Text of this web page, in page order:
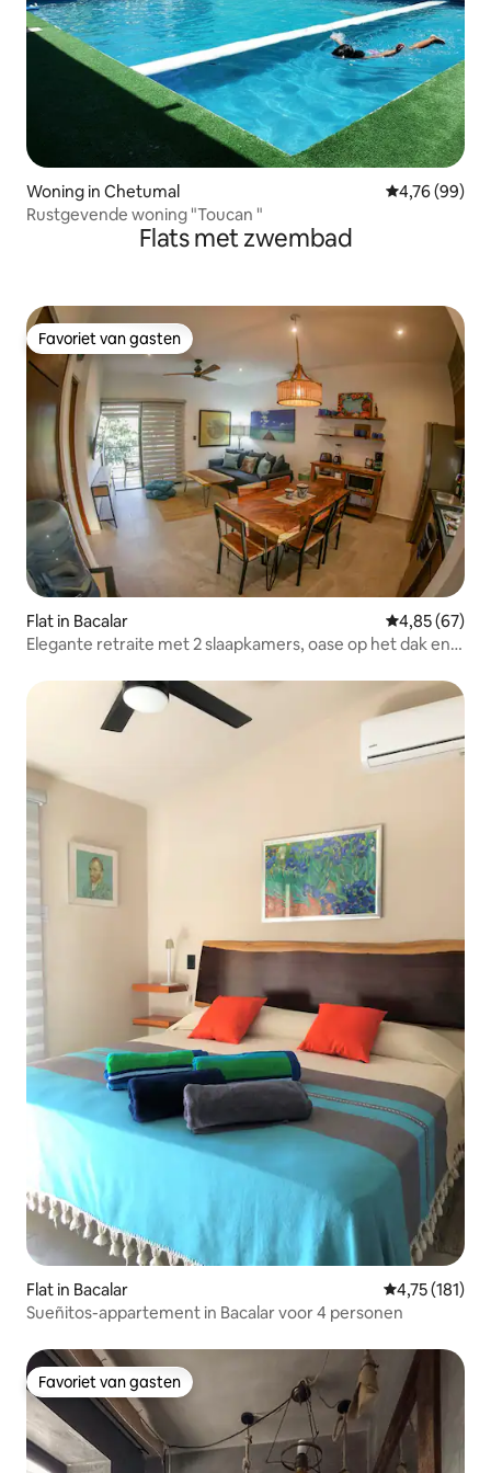
Woning in Chetumal Gemiddelde
4,76 (99)
Rustgevende woning "Toucan "
Flats met zwembad
Favoriet van gasten
Favoriet van gasten
Flat in Bacalar Gemiddelde
4,85 (67)
Elegante retraite met 2 slaapkamers, oase op het dak en
Flat in Bacalar Gemiddelde
4,75 (181)
Sueñitos-appartement in Bacalar voor 4 personen
Favoriet van gasten
Favoriet van gasten